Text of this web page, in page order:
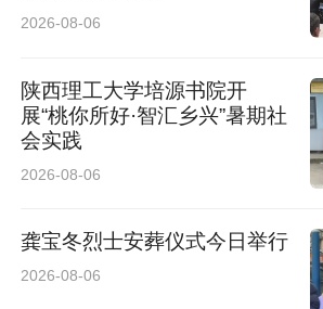
2026-08-06
陕西理工大学培源书院开
展“桃你所好·智汇乡兴”暑期社
会实践
2026-08-06
龚宝冬烈士安葬仪式今日举行
2026-08-06